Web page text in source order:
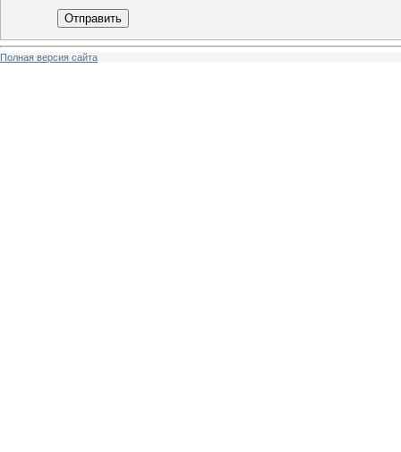
Отправить
Полная версия сайта